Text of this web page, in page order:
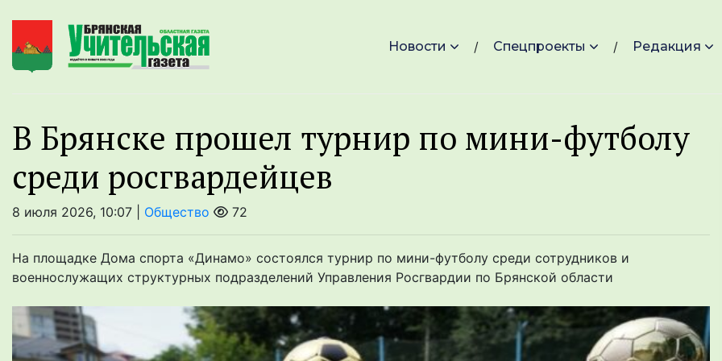
Новости Спецпроекты Редакция
В Брянске прошел турнир по мини-футболу
среди росгвардейцев
8 июля 2026, 10:07 | Общество 72
На площадке Дома спорта «Динамо» состоялся турнир по мини-футболу среди сотрудников и
военнослужащих структурных подразделений Управления Росгвардии по Брянской области